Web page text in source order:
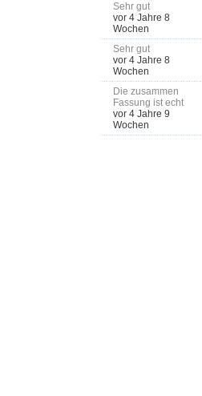
Sehr gut
vor 4 Jahre 8
Wochen
Sehr gut
vor 4 Jahre 8
Wochen
Die zusammen
Fassung ist echt
vor 4 Jahre 9
Wochen